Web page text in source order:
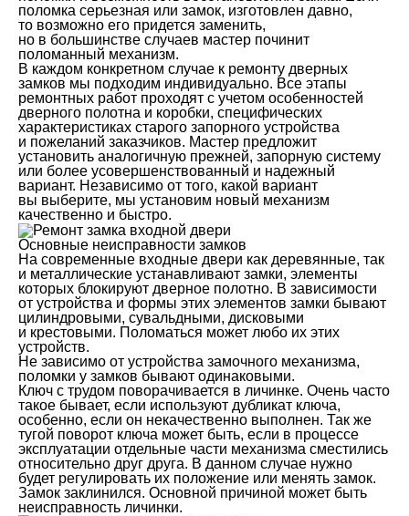
поломка серьезная или замок, изготовлен давно,
то возможно его придется заменить,
но в большинстве случаев мастер починит
поломанный механизм.
В каждом конкретном случае к ремонту дверных
замков мы подходим индивидуально. Все этапы
ремонтных работ проходят с учетом особенностей
дверного полотна и коробки, специфических
характеристиках старого запорного устройства
и пожеланий заказчиков. Мастер предложит
установить аналогичную прежней, запорную систему
или более усовершенствованный и надежный
вариант. Независимо от того, какой вариант
вы выберите, мы установим новый механизм
качественно и быстро.
Основные неисправности замков
На современные входные двери как деревянные, так
и металлические устанавливают замки, элементы
которых блокируют дверное полотно. В зависимости
от устройства и формы этих элементов замки бывают
цилиндровыми, сувальдными, дисковыми
и крестовыми. Поломаться может любо их этих
устройств.
Не зависимо от устройства замочного механизма,
поломки у замков бывают одинаковыми.
Ключ с трудом поворачивается в личинке. Очень часто
такое бывает, если используют дубликат ключа,
особенно, если он некачественно выполнен. Так же
тугой поворот ключа может быть, если в процессе
эксплуатации отдельные части механизма сместились
относительно друг друга. В данном случае нужно
будет регулировать их положение или менять замок.
Замок заклинился. Основной причиной может быть
неисправность личинки.